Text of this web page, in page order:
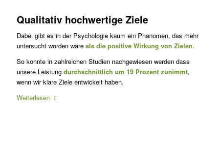
Qualitativ hochwertige Ziele
Dabei gibt es in der Psychologie kaum ein Phänomen, das mehr
untersucht worden wäre als die positive Wirkung von Zielen.
So konnte in zahlreichen Studien nachgewiesen werden dass
unsere Leistung durchschnittlich um 19 Prozent zunimmt,
wenn wir klare Ziele entwickelt haben.
Weiterlesen